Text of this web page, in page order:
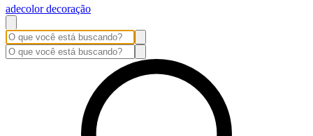
adecolor decoração